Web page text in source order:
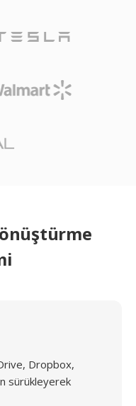
Dropbox,
sürükleyerek